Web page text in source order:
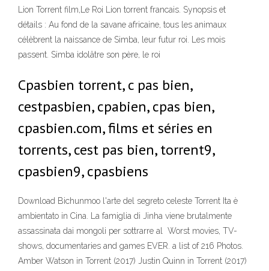
Lion Torrent film,Le Roi Lion torrent francais. Synopsis et
détails : Au fond de la savane africaine, tous les animaux
célèbrent la naissance de Simba, leur futur roi. Les mois
passent. Simba idolâtre son père, le roi
Cpasbien torrent, c pas bien,
cestpasbien, cpabien, cpas bien,
cpasbien.com, films et séries en
torrents, cest pas bien, torrent9,
cpasbien9, cpasbiens
Download Bichunmoo l'arte del segreto celeste Torrent Ita è
ambientato in Cina. La famiglia di Jinha viene brutalmente
assassinata dai mongoli per sottrarre al Worst movies, TV-
shows, documentaries and games EVER. a list of 216 Photos.
Amber Watson in Torrent (2017) Justin Quinn in Torrent (2017)